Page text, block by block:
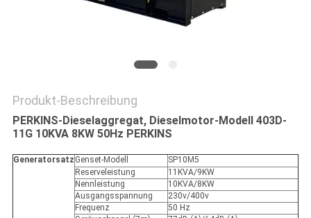
Produkt-Beschreibung
PERKINS-Dieselaggregat, Dieselmotor-Modell 403D-
11G 10KVA 8KW 50Hz PERKINS
Generatorsatz Genset-Modell
SP10M5
Reserveleistung
11KVA/9KW
Nennleistung
10KVA/8KW
Ausgangsspannung
230v/400v
Frequenz
50 Hz